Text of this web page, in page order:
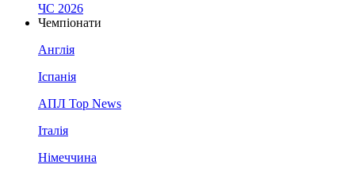
ЧС 2026
Чемпіонати
Англія
Іспанія
АПЛ Top News
Італія
Німеччина